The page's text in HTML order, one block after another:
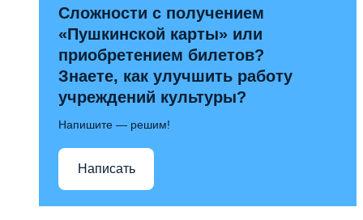
Сложности с получением
«Пушкинской карты» или
приобретением билетов?
Знаете, как улучшить работу
учреждений культуры?
Напишите — решим!
Написать